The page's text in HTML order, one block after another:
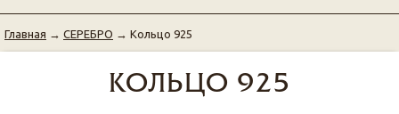
Главная → СЕРЕБРО → Кольцо 925
КОЛЬЦО 925